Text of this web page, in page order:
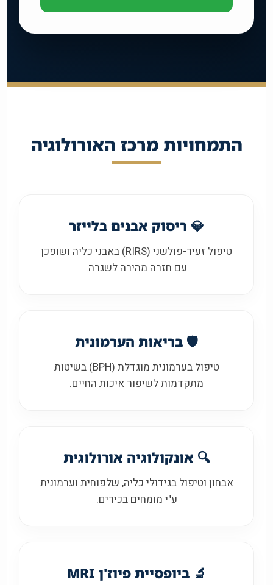
התמחויות מרכז האורולוגיה
💎 ריסוק אבנים בלייזר
טיפול זעיר-פולשני (RIRS) באבני כליה ושופכן
עם חזרה מהירה לשגרה.
🛡️ בריאות הערמונית
טיפול בערמונית מוגדלת (BPH) בשיטות
מתקדמות לשיפור איכות החיים.
🔍 אונקולוגיה אורולוגית
אבחון וטיפול בגידולי כליה, שלפוחית וערמונית
ע"י מומחים בכירים.
🔬 ביופסיית פיוז'ן MRI